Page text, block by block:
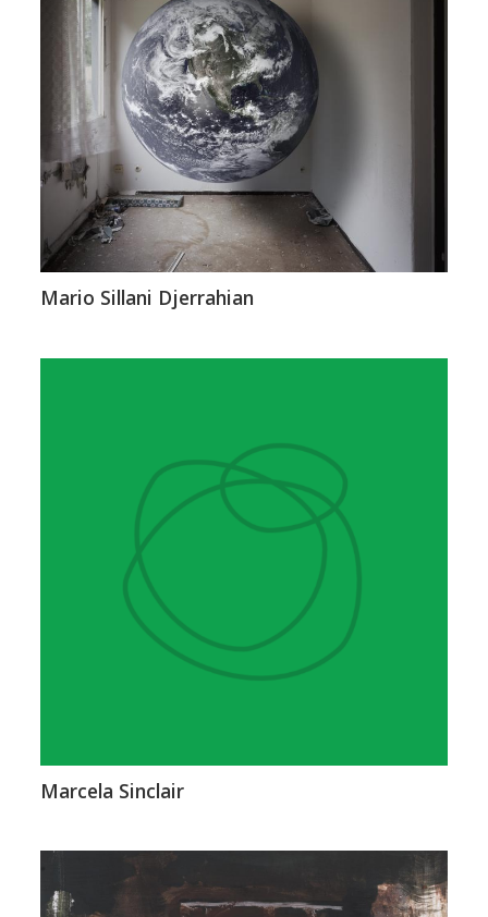
Mario Sillani Djerrahian
Marcela Sinclair